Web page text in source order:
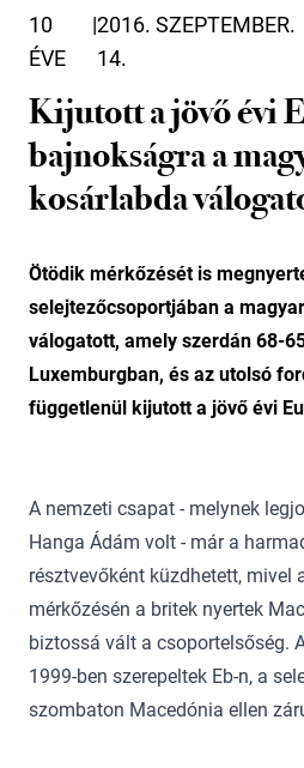
10
ÉVE
|2016. SZEPTEMBER.
14.
Kijutott a jövő évi
bajnokságra a
kosárlabda
Ötödik mérkőzését is
selejtezőcsoportjában a
válogatott, amely szerdán 68-
Luxemburgban, és az utolsó
függetlenül kijutott a jövő évi
A nemzeti csapat - melynek
Hanga Ádám volt - már a
résztvevőként küzdhetett, mivel
mérkőzésén a britek nyertek
biztossá vált a csoportelsőség.
1999-ben szerepeltek Eb-n, a
szombaton Macedónia ellen